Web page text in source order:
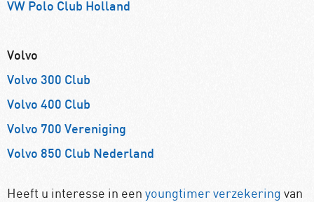
VW Polo Club Holland
Volvo
Volvo 300 Club
Volvo 400 Club
Volvo 700 Vereniging
Volvo 850 Club Nederland
Heeft u interesse in een youngtimer verzekering van